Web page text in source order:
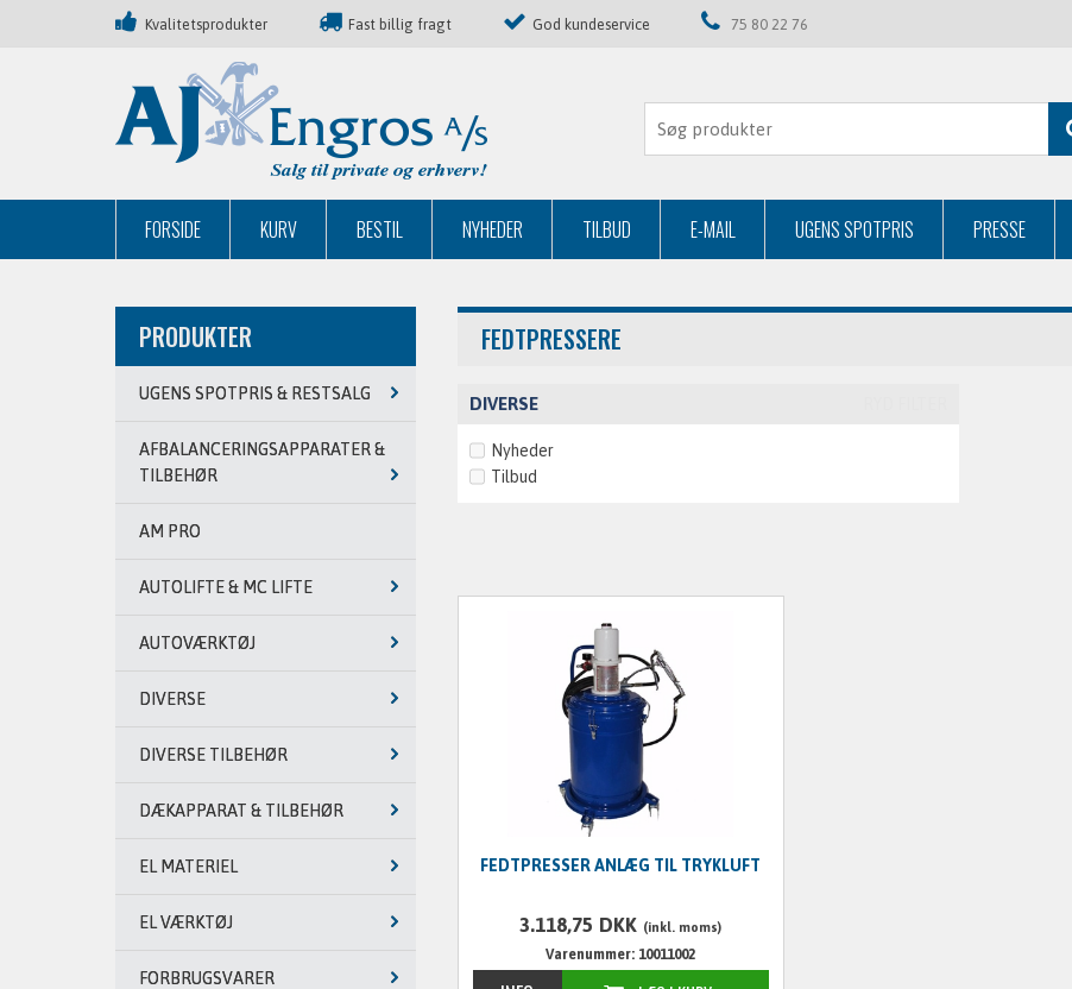
Kvalitetsprodukter Fast billig fragt God kundeservice 75 80 22 76
FORSIDE KURV BESTIL NYHEDER TILBUD E-MAIL UGENS SPOTPRIS PRESSE
PRODUKTER
UGENS SPOTPRIS & RESTSALG
AFBALANCERINGSAPPARATER &
TILBEHØR
AM PRO
AUTOLIFTE & MC LIFTE
AUTOVÆRKTØJ
DIVERSE
DIVERSE TILBEHØR
DÆKAPPARAT & TILBEHØR
EL MATERIEL
EL VÆRKTØJ
FORBRUGSVARER
FEDTPRESSERE
DIVERSE
Nyheder
Tilbud
FEDTPRESSER ANLÆG TIL TRYKLUFT
3.118,75 DKK (inkl. moms)
Varenummer: 10011002